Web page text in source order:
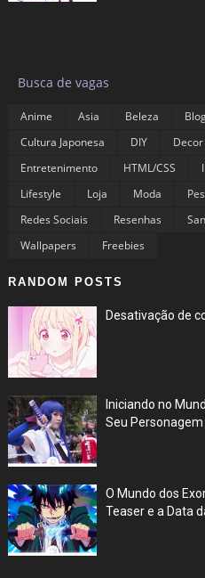
Busca de vagas
Anime Asia Beleza
Cultura Japonesa
DIY Decor
Entretenimento
HTML/CSS
Lifestyle
Loja Moda
Redes Sociais
Resenhas
Wallpapers
Freebies
RANDOM POSTS
Desativação de
Iniciando no
Seu Personagem
O Mundo dos
Teaser e a Data